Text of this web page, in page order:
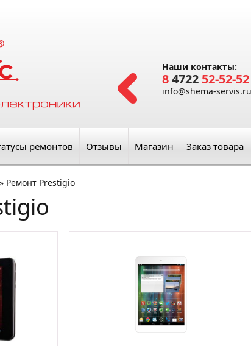
Наши контакты:
84722 52-52-52
info@shema-servis.ru
ремонтов Отзывы Магазин Заказ товара
» Ремонт Prestigio